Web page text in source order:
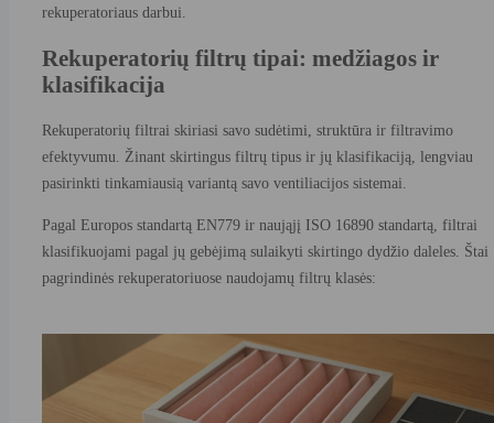
rekuperatoriaus darbui.
Rekuperatorių filtrų tipai: medžiagos ir
klasifikacija
Rekuperatorių filtrai skiriasi savo sudėtimi, struktūra ir filtravimo
efektyvumu. Žinant skirtingus filtrų tipus ir jų klasifikaciją, lengviau
pasirinkti tinkamiausią variantą savo ventiliacijos sistemai.
Pagal Europos standartą EN779 ir naująjį ISO 16890 standartą, filtrai
klasifikuojami pagal jų gebėjimą sulaikyti skirtingo dydžio daleles. Štai
pagrindinės rekuperatoriuose naudojamų filtrų klasės: